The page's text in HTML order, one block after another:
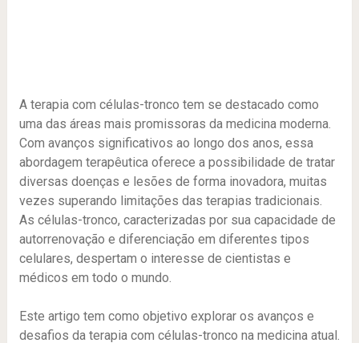
A terapia com células-tronco tem se destacado como
uma das áreas mais promissoras da medicina moderna.
Com avanços significativos ao longo dos anos, essa
abordagem terapêutica oferece a possibilidade de tratar
diversas doenças e lesões de forma inovadora, muitas
vezes superando limitações das terapias tradicionais.
As células-tronco, caracterizadas por sua capacidade de
autorrenovação e diferenciação em diferentes tipos
celulares, despertam o interesse de cientistas e
médicos em todo o mundo.
Este artigo tem como objetivo explorar os avanços e
desafios da terapia com células-tronco na medicina atual.